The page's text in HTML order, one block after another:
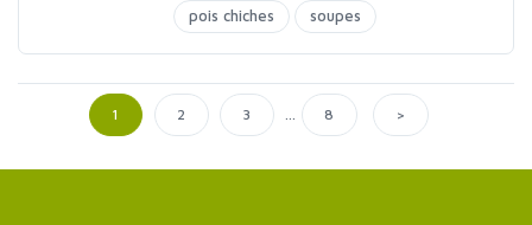
pois chiches
soupes
1 2 3 ... 8 >